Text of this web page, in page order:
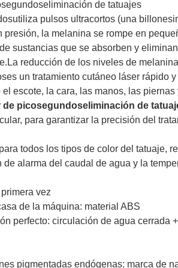
eliminación de tatuajes
utiliza pulsos ultracortos (una
presión, la melanina se rompe en
sustancias que se absorben y
La reducción de los niveles de
es un tratamiento cutáneo láser rápido
escote, la cara, las manos, las piernas
de picosegundoseliminación de
para garantizar la precisión del
todos los tipos de color del tatuaje,
de alarma del caudal de agua y la
vez
de la máquina: material ABS
perfecto: circulación de agua cerrada
pigmentadas endógenas: marca de